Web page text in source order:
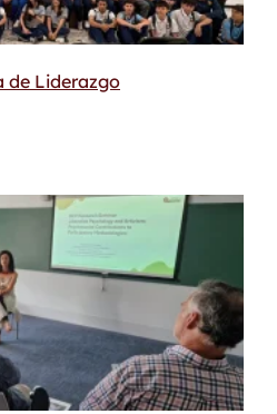
de Liderazgo